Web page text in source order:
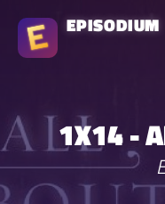
EPISODIUM
1X14 -